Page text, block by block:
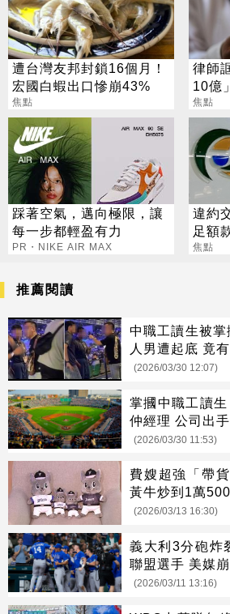
遭台灣友邦封鎖16個月！
宏國白蝦出口慘崩43%
焦點
律師
10億
出158
焦點
踩著空氣，邁向極限，讓
每一步都輕盈有力
PR・NIKE AIR MAX
違約
足額
了
焦點
推薦閱讀
中職工讀生被
人男遭起底 竟
(2026/03/30 12:07)
掌摑中職工讀
仲經理 公司出
(2026/03/30 11:53)
費嫂超強「帶
黃牛炒到1萬
(2026/03/13 16:30)
義大利3分砲炸
聯盟選手 美媒
(2026/03/11 13:16)